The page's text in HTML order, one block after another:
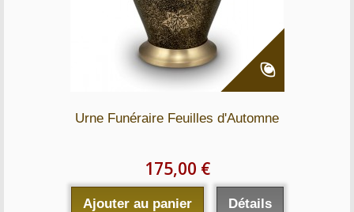
Urne Funéraire Feuilles d'Automne
175,00 €
Ajouter au panier Détails